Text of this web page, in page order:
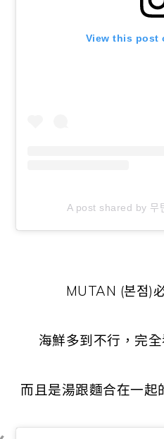
View this post
A post shared by
MUTAN (본점)
海鮮多到不行，完
而且是湯跟麵合在一起